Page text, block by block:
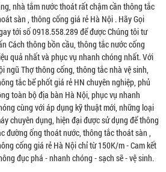
nhà tắm nước thoát rất chậm cần thông tắc
sàn , thông cống giá rẻ Hà Nội . Hãy Gọi
tới số 0918.558.289 để được Chúng tôi tư
Cách thông bồn cầu, thông tắc nước cống
quả nhất và phục vụ nhanh chóng nhất. Với
ngũ Thợ thông cống, thông tắc nhà vệ sinh,
tắc bể phốt giá rẻ HN chuyên nghiệp, phủ
toàn bộ địa bàn Hà Nội, phục vụ nhanh
cùng với áp dụng kỹ thuật mới, những loại
chuyên dụng, hiện đại được sử dụng để thông
đường ống thoát nước, thông tắc thoát sàn ,
cống giá rẻ Hà Nội chỉ từ 150K/m - Cam kết
đục phá - nhanh chóng - sạch sẽ - vệ sinh.